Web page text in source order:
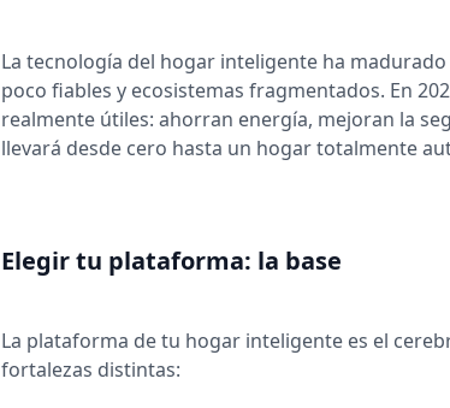
La tecnología del hogar inteligente ha
poco fiables y ecosistemas fragmentados. En
realmente útiles: ahorran energía, mejoran la
llevará desde cero hasta un hogar totalmente
Elegir tu plataforma: la base
La plataforma de tu hogar inteligente es el
fortalezas distintas: